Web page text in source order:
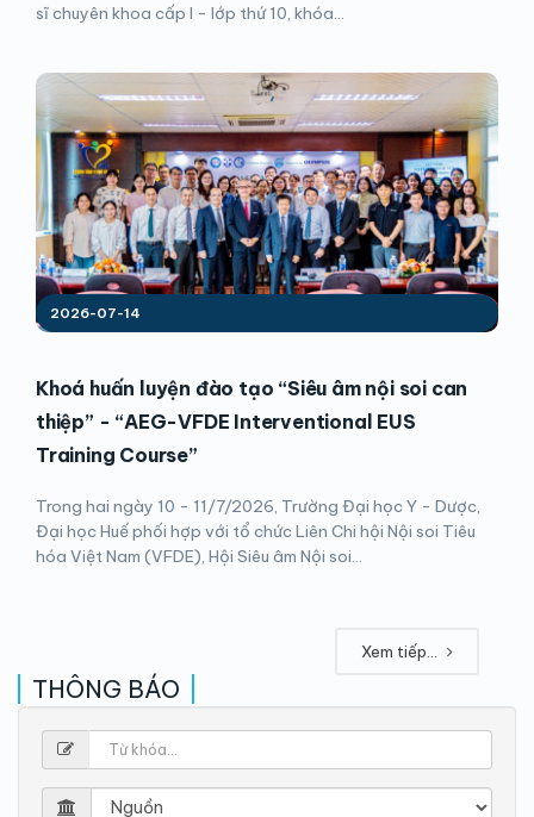
sĩ chuyên khoa cấp I - lớp thứ 10, khóa...
2026-07-14
Khoá huấn luyện đào tạo “Siêu âm nội soi can
thiệp” - “AEG-VFDE Interventional EUS
Training Course”
Trong hai ngày 10 - 11/7/2026, Trường Đại học Y - Dược,
Đại học Huế phối hợp với tổ chức Liên Chi hội Nội soi Tiêu
hóa Việt Nam (VFDE), Hội Siêu âm Nội soi...
Xem tiếp...
THÔNG BÁO